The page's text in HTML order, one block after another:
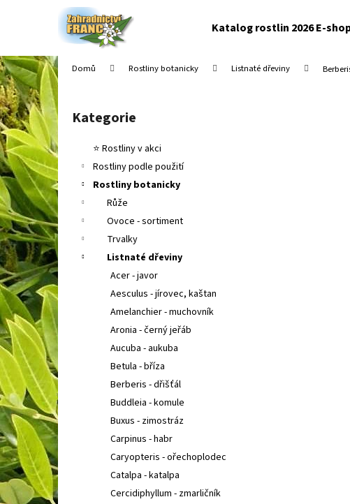
Katalog rostlin 2026 E-
Domů Rostliny botanicky Listnaté dřeviny
P
o
s
t
r
a
n
n
í
p
a
n
e
l
Přeskočit
kategorie
Kategorie
⭐ Rostliny v akci
Rostliny podle použití
Rostliny botanicky
Růže
Ovoce - sortiment
Trvalky
Listnaté dřeviny
Acer - javor
Aesculus - jírovec, kaštan
Amelanchier - muchovník
Aronia - černý jeřáb
Aucuba - aukuba
Betula - bříza
Berberis - dřišťál
Buddleia - komule
Buxus - zimostráz
Carpinus - habr
Caryopteris - ořechoplodec
Catalpa - katalpa
Cercidiphyllum - zmarličník
í
k
Zpět
do
obchodu
Zpět
do
obchodu
BUDDLEIA DAVIDII PRINCE CHARMING
DAVIDOVA